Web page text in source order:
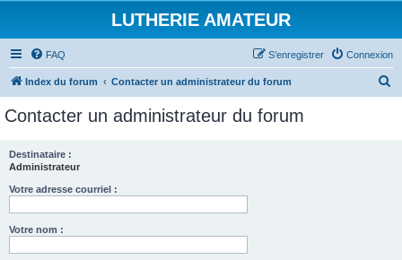
LUTHERIE AMATEUR
FAQ Connexion
S’enregistrer
Index du forum Contacter un administrateur du forum
Contacter un administrateur du forum
Destinataire :
Administrateur
Votre adresse courriel :
Votre nom :